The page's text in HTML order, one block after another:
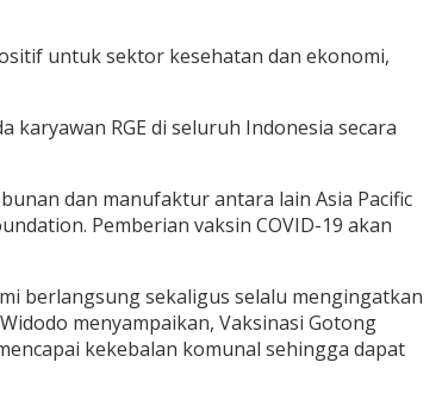
untuk sektor kesehatan dan ekonomi,
karyawan RGE di seluruh Indonesia secara
dan manufaktur antara lain Asia Pacific
Pemberian vaksin COVID-19 akan
berlangsung sekaligus selalu mengingatkan
menyampaikan, Vaksinasi Gotong
kekebalan komunal sehingga dapat